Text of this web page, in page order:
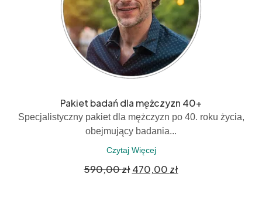
Pakiet badań dla mężczyzn 40+
Specjalistyczny pakiet dla mężczyzn po 40. roku życia,
obejmujący badania...
Czytaj Więcej
590,00zł 470,00 zł